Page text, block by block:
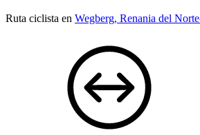
Ruta ciclista en Wegberg, Renania del